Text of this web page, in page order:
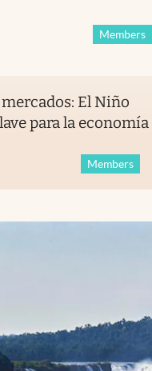
Members
El Niño
para la economía
Members